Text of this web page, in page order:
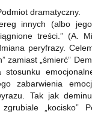
dramatyczny.
innych (albo
treści.” (A.
peryfrazy.
zamiast „śmierć”
zabarwienia
Tak jak